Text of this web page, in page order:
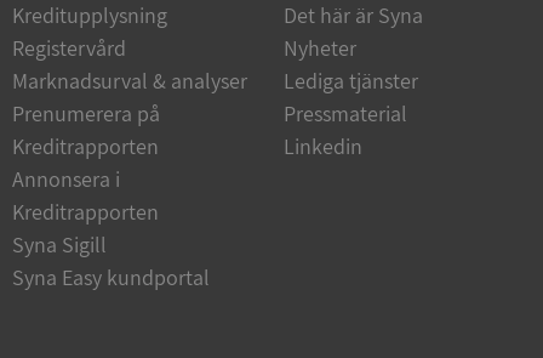
Kreditupplysning
Registervård
Marknadsurval & analyser
Prenumerera på
Kreditrapporten
Annonsera i
Kreditrapporten
Syna Sigill
Syna Easy kundportal
Det här är Syna
Nyheter
Lediga tjänster
Pressmaterial
Linkedin
och kontohantering. Webbplatsen kan inte
användas ordentligt utan strikt nödvändiga cookies.
Namn
Leverantör
Domän
Microsoft
Corporation